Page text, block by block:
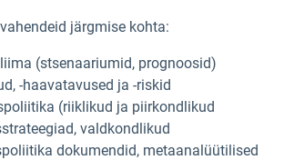
järgmise kohta:
(stsenaariumid, prognoosid)
-haavatavused ja -riskid
(riiklikud ja piirkondlikud
valdkondlikud
dokumendid, metaanalüütilised